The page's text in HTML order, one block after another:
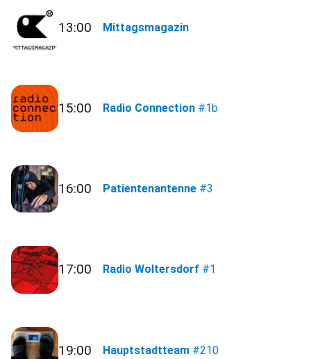
13:00 Mittagsmagazin
15:00 Radio Connection #1b
16:00 Patientenantenne #3
17:00 Radio Woltersdorf #1
19:00 Hauptstadtteam #210